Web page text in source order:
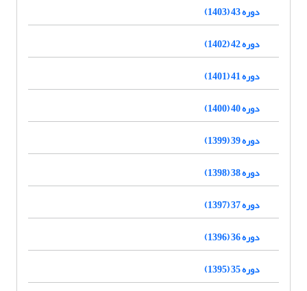
دوره 43 (1403)
دوره 42 (1402)
دوره 41 (1401)
دوره 40 (1400)
دوره 39 (1399)
دوره 38 (1398)
دوره 37 (1397)
دوره 36 (1396)
دوره 35 (1395)